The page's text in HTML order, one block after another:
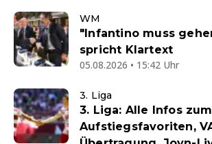
WM
"Infantino muss
spricht Klartext
05.08.2026 • 15:42 Uhr
3. Liga
3. Liga: Alle Infos
Aufstiegsfavoriten,